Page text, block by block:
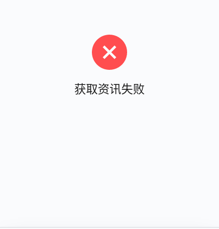
获取资讯失败